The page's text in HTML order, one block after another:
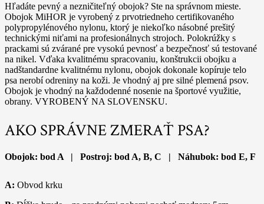
Hľadáte pevný a nezničiteľný obojok? Ste na správnom mieste.
Obojok MiHOR je vyrobený z prvotriedneho certifikovaného
polypropylénového nylonu, ktorý je niekoľko násobné prešitý
technickými niťami na profesionálnych strojoch. Polokrúžky s
prackami sú zvárané pre vysokú pevnosť a bezpečnosť sú testované
na nikel. Vďaka kvalitnému spracovaniu, konštrukcii obojku a
nadštandardne kvalitnému nylonu, obojok dokonale kopíruje telo
psa nerobí odreniny na koži. Je vhodný aj pre silné plemená psov.
Obojok je vhodný na každodenné nosenie na športové využitie,
obrany. VYROBENÝ NA SLOVENSKU.
AKO SPRÁVNE ZMERAŤ PSA?
Obojok: bod A | Postroj: bod A, B, C | Náhubok: bod E, F
A: Obvod krku